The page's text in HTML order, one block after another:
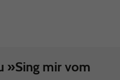
»Sing mir vom